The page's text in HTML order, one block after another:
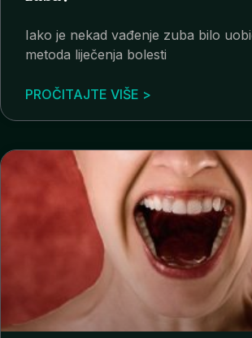
Iako je nekad vađenje zuba bilo
metoda liječenja bolesti
PROČITAJTE VIŠE >